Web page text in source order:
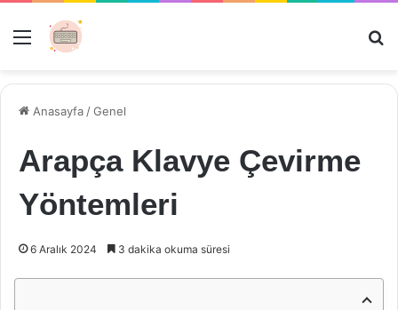
Menü
Anasayfa /Genel
Arapça Klavye Çevirme
Yöntemleri
6 Aralık 2024 3 dakika okuma süresi